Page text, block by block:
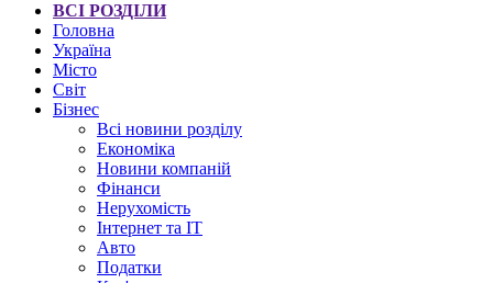
ВСІ РОЗДІЛИ
Головна
Україна
Місто
Світ
Бізнес
Всі новини розділу
Економіка
Новини компаній
Фінанси
Нерухомість
Інтернет та IT
Авто
Податки